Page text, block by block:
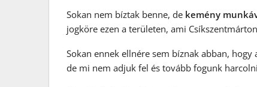
Sokan nem bíztak benne, de kemény
jogköre ezen a területen, ami
Sokan ennek ellnére sem bíznak abban, hogy
de mi nem adjuk fel és tovább fogunk